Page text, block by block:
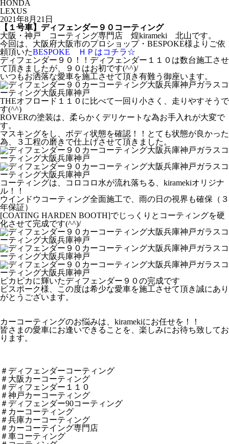
HONDA
LEXUS
2021年8月21日
【１号車】ディフェンダー９０コーティング
大阪・神戸 コーティング専門店 煌kirameki 北山です。
今回は、大阪府大阪市のプロショップ・BESPOKE様よりご依
頼頂いたBESPOKE ＨＰはコチラ☆
ディフェンダー９０！！ディフェンダー１１０は数台施工させ
て頂きましたが、９０はお初です(^^)/
いつもお洒落な愛車を施工させて頂き有難う御座います。
THEオフロード１１０に比べて一回り小さく、走りやすそうで
す(^^)
ROVERの塗装は、柔らかくデリケートな為お手入れが大変で
す。
マスキングをし、ボディ状態を確認！！とても状態が良かった
為、３工程の磨きで仕上げさせて頂きました。
コーティングは、コロコロ水が流れ落ちる、kiramekiオリジナ
ル！！
ウインドウコーティング全面施工で、雨の日の視界も確保（３
年保証）
[COATING HARDEN BOOTH]でじっくりとコーティングを硬
化させて完成です(^^)/
ピカピカに輝いたディフェンダー９０の完成です
ビスポーク様、この度は希少な愛車を施工させて頂き誠にあり
がとうございます。
カーコーティングのお悩みは、kiramekiにお任せを！！
皆さまの愛車にお逢いできることを、楽しみにお待ち致してお
ります。
＃ディフェンダーコーティング
＃大阪カーコーティング
＃ディフェンダー１１０
＃神戸カーコーティング
＃ディフェンダー90コーティング
＃カーコーティング
＃兵庫カーコーティング
＃カーコーテイング専門店
＃車コーティング